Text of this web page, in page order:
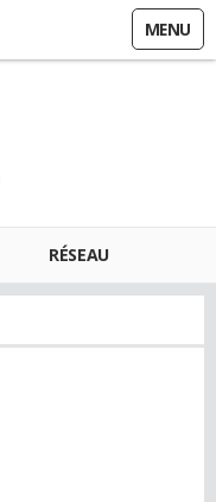
MENU
RÉSEAU